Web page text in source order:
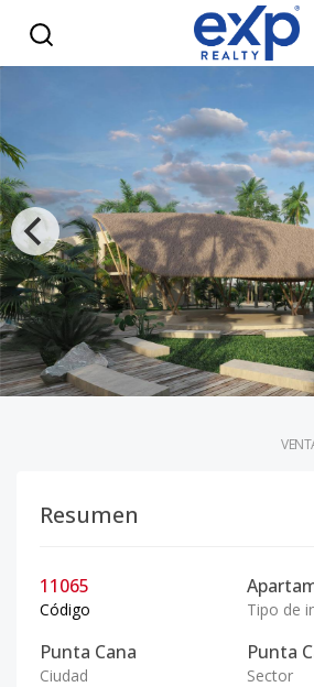
Resumen
11065
Código Tipo de
Punta Cana
Ciudad
Punta
Sector
Apartamentos de lujo en venta en